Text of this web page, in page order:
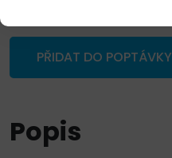
PŘIDAT DO POPTÁVKY
Popis